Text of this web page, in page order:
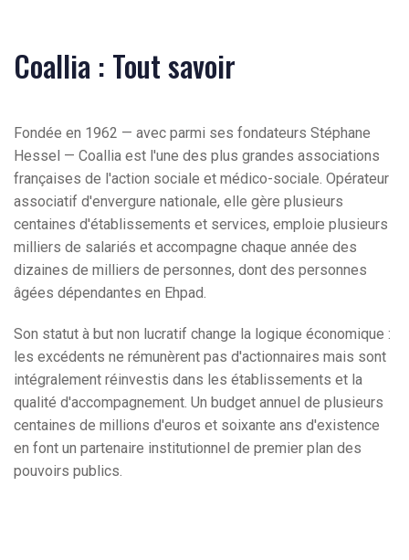
Coallia : Tout savoir
Fondée en 1962 — avec parmi ses fondateurs Stéphane
Hessel — Coallia est l'une des plus grandes associations
françaises de l'action sociale et médico-sociale. Opérateur
associatif d'envergure nationale, elle gère plusieurs
centaines d'établissements et services, emploie plusieurs
milliers de salariés et accompagne chaque année des
dizaines de milliers de personnes, dont des personnes
âgées dépendantes en Ehpad.
Son statut à but non lucratif change la logique économique :
les excédents ne rémunèrent pas d'actionnaires mais sont
intégralement réinvestis dans les établissements et la
qualité d'accompagnement. Un budget annuel de plusieurs
centaines de millions d'euros et soixante ans d'existence
en font un partenaire institutionnel de premier plan des
pouvoirs publics.